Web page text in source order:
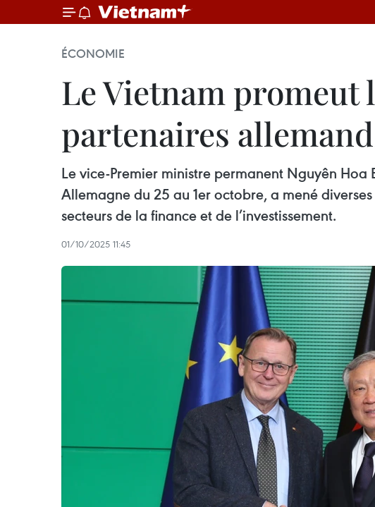
ÉCONOMIE
Le Vietnam promeut
partenaires
Le vice-Premier ministre permanent Nguyên
Allemagne du 25 au 1er octobre, a mené
secteurs de la finance et de l’investissement.
01/10/2025 11:45